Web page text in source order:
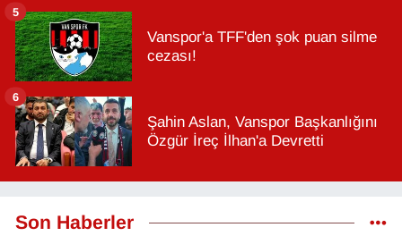
Vanspor'a TFF'den şok puan silme
cezası!
5
Şahin Aslan, Vanspor Başkanlığını
Özgür İreç İlhan'a Devretti
6
Son Haberler